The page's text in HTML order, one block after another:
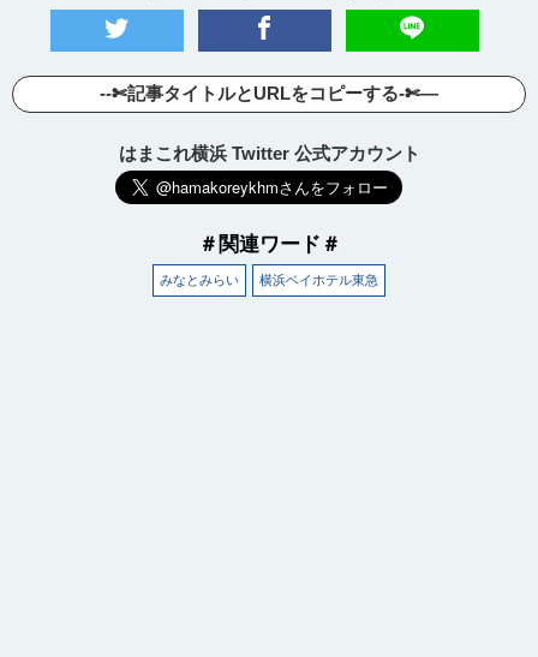
--✄記事タイトルとURLをコピーする-✄—
はまこれ横浜 Twitter 公式アカウント
＃関連ワード＃
みなとみらい 横浜ベイホテル東急